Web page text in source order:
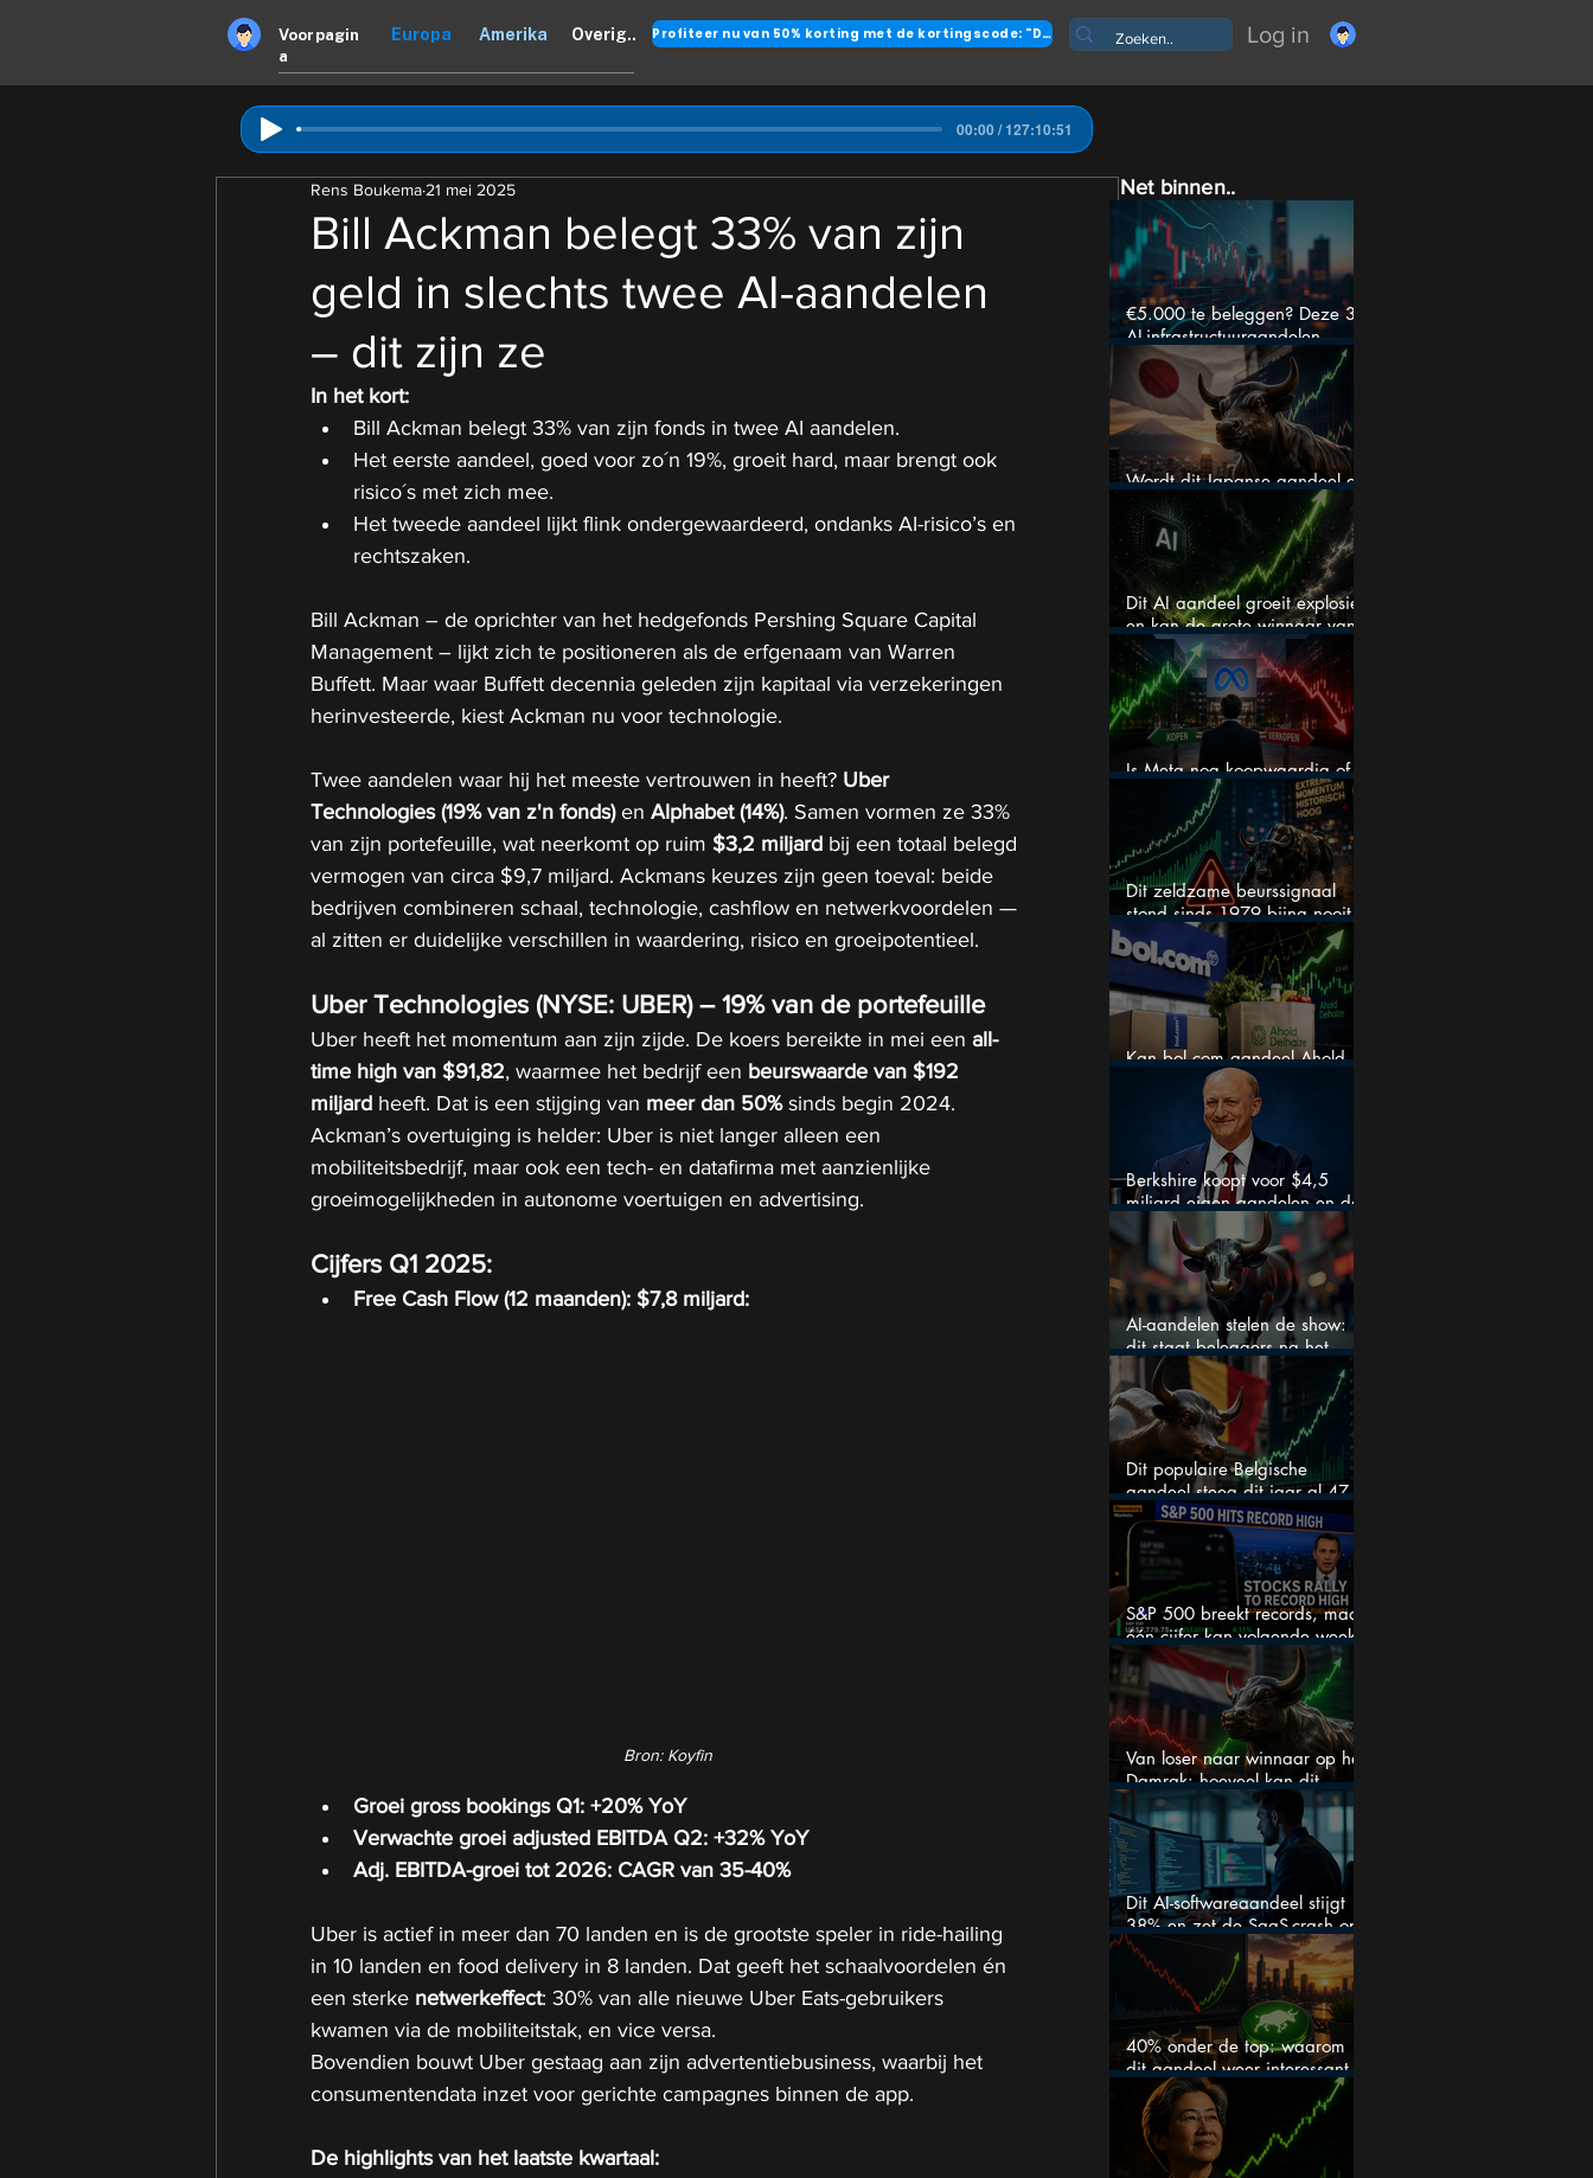
Voorpagin
a
Europa Amerika Overig.. Profiteer nu van 50% korting met de kortingscode: "DANK" Log in
00:00 / 127:10:51
Bill Ackman belegt 33% van zijn
geld in slechts twee AI-aandelen
– dit zijn ze
Rens Boukema 21 mei 2025
In het kort:
Bill Ackman belegt 33% van zijn fonds in twee AI aandelen.
Het eerste aandeel, goed voor zo´n 19%, groeit hard, maar brengt ook
risico´s met zich mee.
Het tweede aandeel lijkt flink ondergewaardeerd, ondanks AI-risico’s en
rechtszaken.
Bill Ackman – de oprichter van het hedgefonds Pershing Square Capital
Management – lijkt zich te positioneren als de erfgenaam van Warren
Buffett. Maar waar Buffett decennia geleden zijn kapitaal via verzekeringen
herinvesteerde, kiest Ackman nu voor technologie.
Twee aandelen waar hij het meeste vertrouwen in heeft? Uber
Technologies (19% van z'n fonds) en Alphabet (14%). Samen vormen ze 33%
van zijn portefeuille, wat neerkomt op ruim $3,2 miljard bij een totaal belegd
vermogen van circa $9,7 miljard. Ackmans keuzes zijn geen toeval: beide
bedrijven combineren schaal, technologie, cashflow en netwerkvoordelen —
al zitten er duidelijke verschillen in waardering, risico en groeipotentieel.
Uber Technologies (NYSE: UBER) – 19% van de portefeuille
Uber heeft het momentum aan zijn zijde. De koers bereikte in mei een all-
time high van $91,82, waarmee het bedrijf een beurswaarde van $192
miljard heeft. Dat is een stijging van meer dan 50% sinds begin 2024.
Ackman’s overtuiging is helder: Uber is niet langer alleen een
mobiliteitsbedrijf, maar ook een tech- en datafirma met aanzienlijke
groeimogelijkheden in autonome voertuigen en advertising.
Cijfers Q1 2025:
Free Cash Flow (12 maanden): $7,8 miljard:
Bron: Koyfin
Groei gross bookings Q1: +20% YoY
Verwachte groei adjusted EBITDA Q2: +32% YoY
Adj. EBITDA-groei tot 2026: CAGR van 35-40%
Uber is actief in meer dan 70 landen en is de grootste speler in ride-hailing
in 10 landen en food delivery in 8 landen. Dat geeft het schaalvoordelen én
een sterke netwerkeffect: 30% van alle nieuwe Uber Eats-gebruikers
kwamen via de mobiliteitstak, en vice versa.
Bovendien bouwt Uber gestaag aan zijn advertentiebusiness, waarbij het
consumentendata inzet voor gerichte campagnes binnen de app.
De highlights van het laatste kwartaal:
Net binnen..
€5.000 te beleggen? Deze 3
AI-infrastructuuraandelen
liggen nu in de uitverkoop
Wordt dit Japanse aandeel de
comeback kid van 2026?
Dit AI aandeel groeit explosief
en kan de grote winnaar van
AI worden
Is Meta nog koopwaardig of
wordt het tijd om te verkopen?
Dit zeldzame beurssignaal
stond sinds 1979 bijna nooit
zo extreem
Kan bol.com aandeel Ahold
nieuw leven inblazen?
Berkshire koopt voor $4,5
miljard eigen aandelen en dat
zegt veel over de waardering
AI-aandelen stelen de show:
dit staat beleggers na het
weekend te wachten
Dit populaire Belgische
aandeel steeg dit jaar al 47
procent: is er ruimte voor
meer?
S&P 500 breekt records, maar
één cijfer kan volgende week
alles veranderen
Van loser naar winnaar op het
Damrak: hoeveel kan dit
Nederlandse aandeel nog
stijgen?
Dit AI-softwareaandeel stijgt
38% en zet de SaaS-crash op
zijn kop
40% onder de top: waarom
dit aandeel weer interessant
wordt